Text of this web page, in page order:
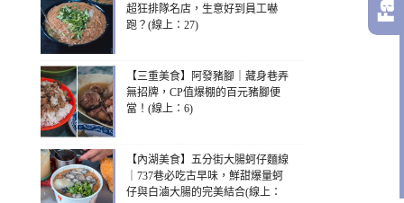
超狂排隊名店，生意好到員工嚇
跑？(線上：27)
【三重美食】阿發豬腳｜藏身巷弄
無招牌，CP值爆棚的百元豬腳便
當！(線上：6)
【內湖美食】五分街大腸蚵仔麵線
｜737巷必吃古早味，鮮甜爆量蚵
仔與白滷大腸的完美結合(線上：